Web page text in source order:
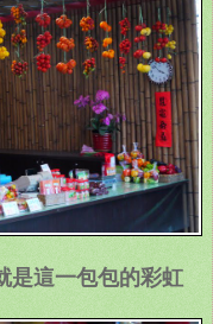
是這一包包的彩虹